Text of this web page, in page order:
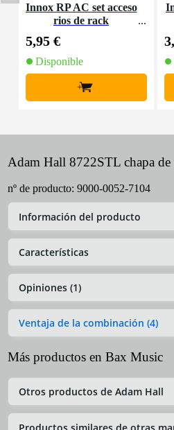
Innox RP AC set acceso
rios de rack
5,95 €
Disponible
+
Adam Hall 8722STL chapa de
nº de producto: 9000-0052-7104
Información del producto
Características
Opiniones (1)
Ventaja de la combinación (4)
Más productos en Bax Music
Otros productos de Adam Hall
Productos similares de otras